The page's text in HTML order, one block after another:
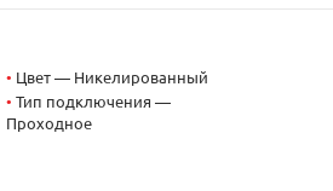
• Цвет — Никелированный
• Тип подключения —
Проходное